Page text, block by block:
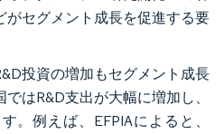
がセグメント成長を促進する要
投資の増加もセグメント成長
はR&D支出が大幅に増加し、
。例えば、EFPIAによると、